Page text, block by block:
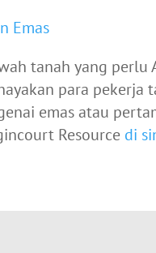
Emas
tanah yang perlu
para pekerja
emas atau
Resource di